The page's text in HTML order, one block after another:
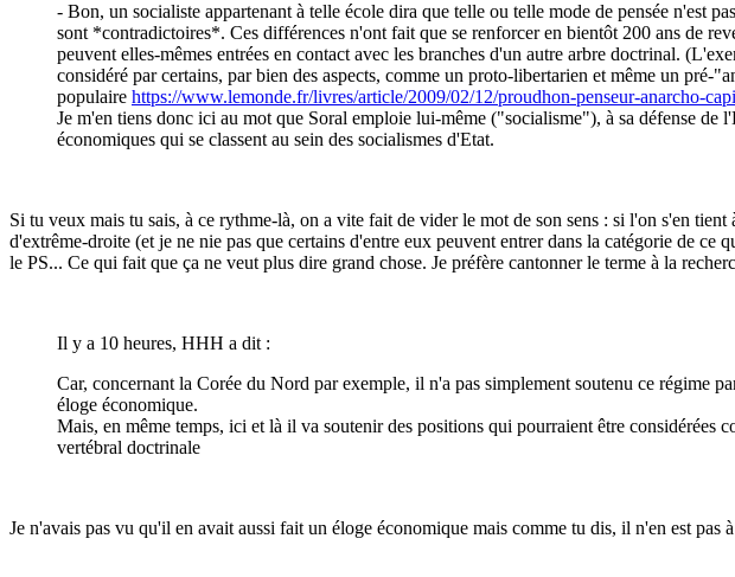
- Bon, un socialiste appartenant à telle école dira que telle ou telle mode de pensée n'est
sont *contradictoires*. Ces différences n'ont fait que se renforcer en bientôt 200 ans de
peuvent elles-mêmes entrées en contact avec les branches d'un autre arbre doctrinal.
considéré par certains, par bien des aspects, comme un proto-libertarien et même un pré-
populaire https://www.lemonde.fr/livres/article/2009/02/12/proudhon-penseur-anarcho-
Je m'en tiens donc ici au mot que Soral emploie lui-même ("socialisme"), à sa défense
économiques qui se classent au sein des socialismes d'Etat.
Si tu veux mais tu sais, à ce rythme-là, on a vite fait de vider le mot de son sens : si l'on s'en
d'extrême-droite (et je ne nie pas que certains d'entre eux peuvent entrer dans la catégorie de
le PS... Ce qui fait que ça ne veut plus dire grand chose. Je préfère cantonner le terme à la
Il y a 10 heures, HHH a dit :
Car, concernant la Corée du Nord par exemple, il n'a pas simplement soutenu ce régime
éloge économique.
Mais, en même temps, ici et là il va soutenir des positions qui pourraient être
vertébral doctrinale
Je n'avais pas vu qu'il en avait aussi fait un éloge économique mais comme tu dis, il n'en est pas